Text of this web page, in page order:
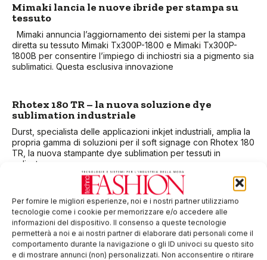
Per fornire le migliori esperienze, noi e i nostri partner utilizziamo
tecnologie come i cookie per memorizzare e/o accedere alle
informazioni del dispositivo. Il consenso a queste tecnologie
permetterà a noi e ai nostri partner di elaborare dati personali come il
comportamento durante la navigazione o gli ID univoci su questo sito
e di mostrare annunci (non) personalizzati. Non acconsentire o ritirare
Mimaki lancia le nuove ibride per stampa su
tessuto
Mimaki annuncia l’aggiornamento dei sistemi per la stampa
diretta su tessuto Mimaki Tx300P-1800 e Mimaki Tx300P-
1800B per consentire l’impiego di inchiostri sia a pigmento sia
sublimatici. Questa esclusiva innovazione
Rhotex 180 TR – la nuova soluzione dye
sublimation industriale
Durst, specialista delle applicazioni inkjet industriali, amplia la
propria gamma di soluzioni per il soft signage con Rhotex 180
TR, la nuova stampante dye sublimation per tessuti in
poliestere e